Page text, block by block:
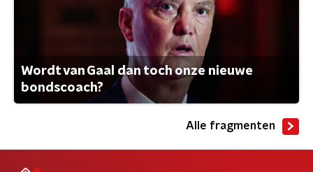
Wordt van Gaal dan toch onze nieuwe
bondscoach?
Alle fragmenten